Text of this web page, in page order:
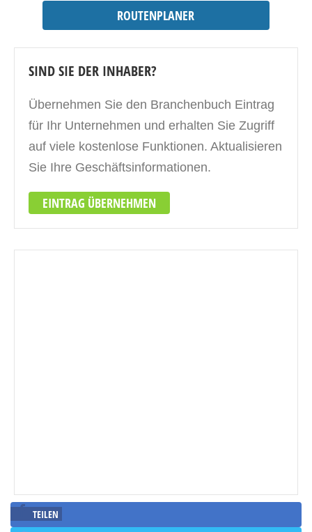
ROUTENPLANER
SIND SIE DER INHABER?
Übernehmen Sie den Branchenbuch Eintrag
für Ihr Unternehmen und erhalten Sie Zugriff
auf viele kostenlose Funktionen. Aktualisieren
Sie Ihre Geschäftsinformationen.
EINTRAG ÜBERNEHMEN
TEILEN